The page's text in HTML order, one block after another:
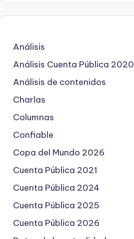
Análisis
Análisis Cuenta Pública 2020
Análisis de contenidos
Charlas
Columnas
Confiable
Copa del Mundo 2026
Cuenta Pública 2021
Cuenta Pública 2024
Cuenta Pública 2025
Cuenta Pública 2026